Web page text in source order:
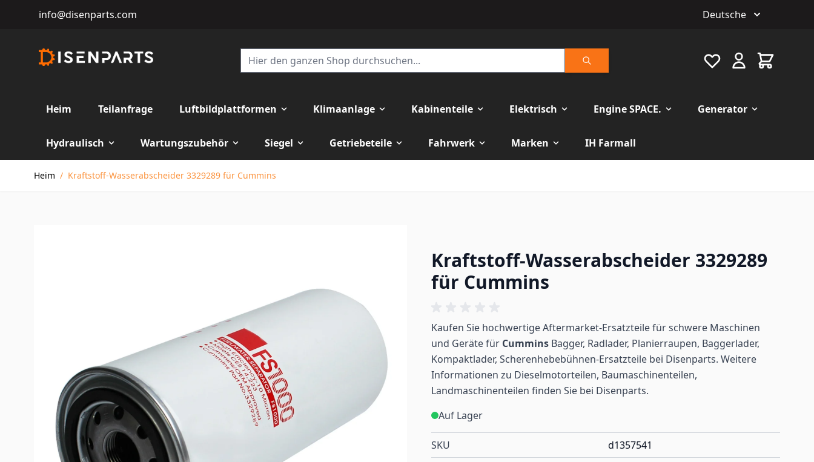
info@disenparts.com Deutsche
Suche
Favourite Warenkorb
Heim Teilanfrage Luftbildplattformen Klimaanlage Kabinenteile Elektrisch Engine SPACE. Generator
Hydraulisch Wartungszubehör Siegel Getriebeteile Fahrwerk Marken
IH Farmall
Heim / Kraftstoff-Wasserabscheider 3329289 für Cummins
Kraftstoff-Wasserabscheider 3329289
für Cummins
Kaufen Sie hochwertige Aftermarket-Ersatzteile für schwere Maschinen
und Geräte für Cummins Bagger, Radlader, Planierraupen, Baggerlader,
Kompaktlader, Scherenhebebühnen-Ersatzteile bei Disenparts. Weitere
Informationen zu Dieselmotorteilen, Baumaschinenteilen,
Landmaschinenteilen finden Sie bei Disenparts.
Auf Lager
SKU d1357541